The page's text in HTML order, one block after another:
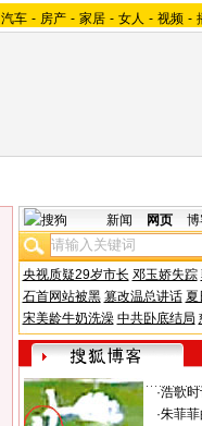
汽车 - 房产 - 家居 - 女人 - 视频 -
新闻 网页 博
央视质疑29岁市长 邓玉娇失踪
石首网站被黑 篡改温总讲话 夏
宋美龄牛奶洗澡 中共卧底结局
·浩歌时
·朱菲菲